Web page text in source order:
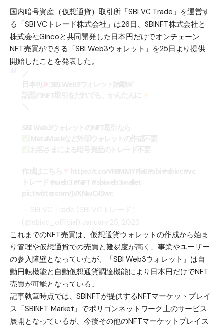
国内暗号資産（仮想通貨）取引所「SBI VC Trade」を運営す
る「SBI VCトレード株式会社」は26日、SBINFT株式会社と
株式会社Gincoと共同開発した日本円だけでオンチェーン
NFT売買ができる「SBI Web3ウォレット」を25日より提供
開始したことを発表した。
これまでのNFT売買は、仮想通貨ウォレットの作成から始ま
り管理や仮想通貨での売買と難易度が高く、事業やユーザー
の参入障壁となっていたが、「SBI Web3ウォレット」は自
動円転機能と自動仮想通貨調達機能により日本円だけでNFT
売買が可能となっている。
記事執筆時点では、SBINFTが提供するNFTマーケットプレイ
ス「SBINFT Market」でポリゴンネットワーク上のサービス
展開となっているが、今後その他のNFTマーケットプレイス